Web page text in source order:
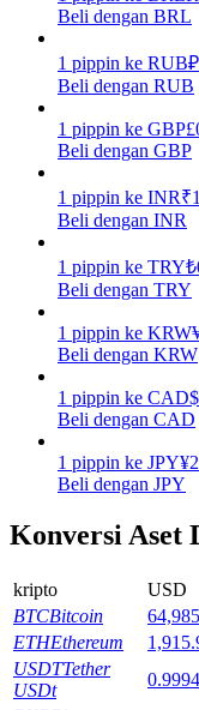
Mempertaruhkan
Pengembalian
Launchpool
Staking fleksibel
Beli dengan BRL
1 pippin ke RUB₽
Beli dengan RUB
1 pippin ke GBP£
Beli dengan GBP
1 pippin ke INR₹
Beli dengan INR
1 pippin ke TRY₺
Beli dengan TRY
1 pippin ke KRW
Beli dengan KRW
1 pippin ke CAD$
Beli dengan CAD
1 pippin ke JPY¥
Beli dengan JPY
Konversi Aset
kripto USD
BTCBitcoin
ETHEthereum
USDTTether
USDt